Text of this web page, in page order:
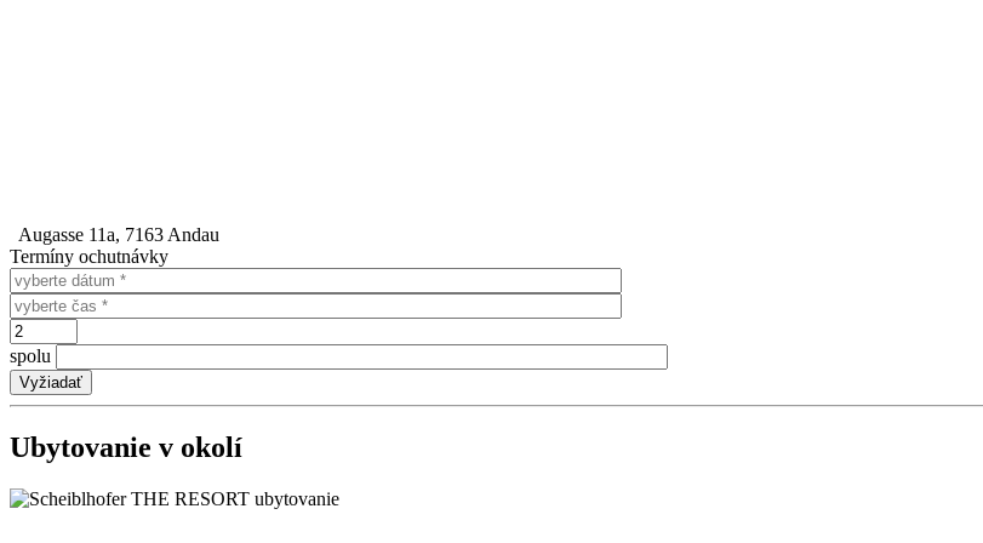
Augasse 11a, 7163 Andau
Termíny ochutnávky
Dátum
Čas
Počet
spolu
Ubytovanie v okolí